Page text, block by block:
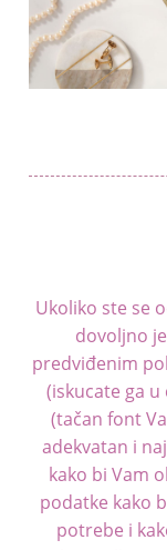
Ukoliko ste se
dovoljno
predviđenim
(iskucate ga
(tačan font
adekvatan i
kako bi Vam
podatke kako
potrebe i